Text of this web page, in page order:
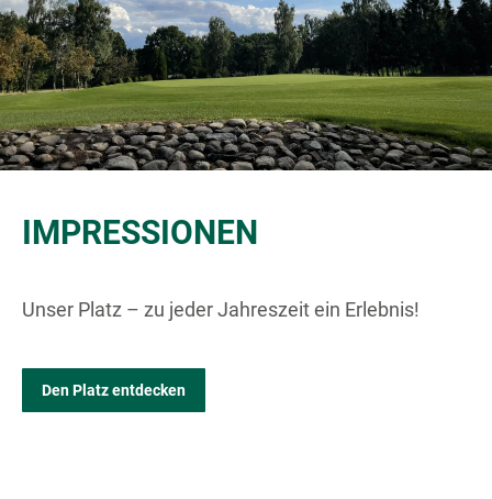
IMPRESSIONEN
Unser Platz – zu jeder Jahreszeit ein Erlebnis!
Den Platz entdecken